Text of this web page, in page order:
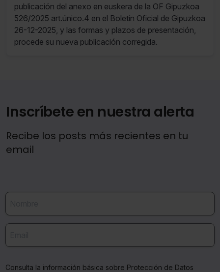
publicación del anexo en euskera de la OF Gipuzkoa
526/2025 art.único.4 en el Boletín Oficial de Gipuzkoa
26-12-2025, y las formas y plazos de presentación,
procede su nueva publicación corregida.
Inscríbete en nuestra alerta
Recibe los posts más recientes en tu
email
Consulta la información básica sobre Protección de Datos